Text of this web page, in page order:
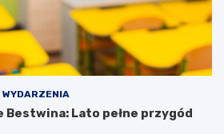
WYDARZENIA
Bestwina: Lato pełne przygód